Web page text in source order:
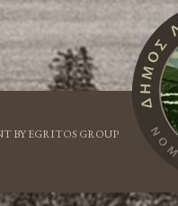
BY EGRITOS GROUP